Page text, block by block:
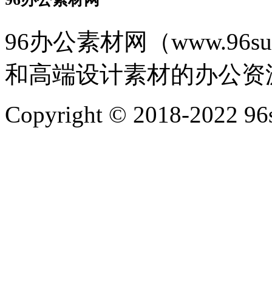
96办公素材网（
和高端设计素材的办公
Copyright © 2018-2022